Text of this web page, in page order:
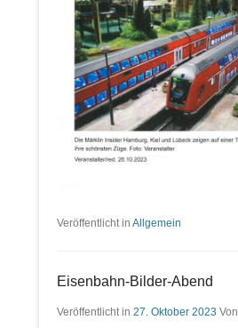
Veröffentlicht in Allgemein
Eisenbahn-Bilder-Abend
Veröffentlicht in 27. Oktober 2023 Von